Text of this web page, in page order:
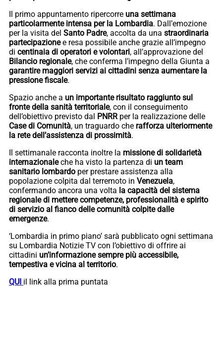
Il primo appuntamento ripercorre una settimana
particolarmente intensa per la Lombardia. Dall’emozione
per la visita del Santo Padre, accolta da una straordinaria
partecipazionee resa possibile anche grazie all’impegno
di centinaia di operatori e volontari, all’approvazione del
Bilancio regionale, che conferma l’impegno della Giunta a
garantire maggiori servizi ai cittadini senza aumentare la
pressione fiscale.
Spazio anche a un importante risultato raggiunto sul
fronte della sanità territoriale, con il conseguimento
dell’obiettivo previsto dal PNRRper la realizzazione delle
Case di Comunità, un traguardo che rafforza ulteriormente
la rete dell’assistenza di prossimità.
Il settimanale racconta inoltre la missione di solidarietà
internazionaleche ha visto la partenza di un team
sanitario lombardo per prestare assistenza alla
popolazione colpita dal terremoto in Venezuela,
confermando ancora una volta la capacità del sistema
regionale di mettere competenze, professionalità e spirito
di servizio al fianco delle comunità colpite dalle
emergenze.
‘Lombardia in primo piano’ sarà pubblicato ogni settimana
su Lombardia Notizie TV con l’obiettivo di offrire ai
cittadini un’informazione sempre più accessibile,
tempestiva e vicina al territorio.
QUI il link alla prima puntata